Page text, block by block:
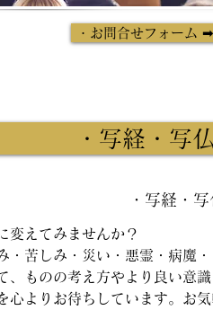
・お問合せフォー
・写経・写
・写経・
変えてみませんか？
・苦しみ・災い・悪霊・病魔
、ものの考え方やより良い意
心よりお待ちしています。お